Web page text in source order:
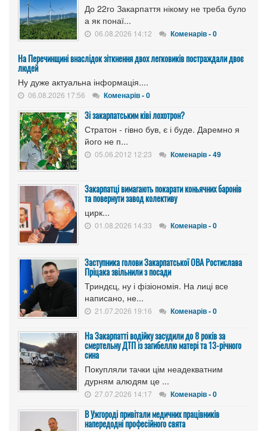
До 22го Закарпаття нікому не треба було
а як понаї...
06.08.2026 14:12 Коменарів - 0
На Перечинщині внаслідок зіткнення двох легковиків постраждали двоє
людей
Ну дуже актуальна інформація....
06.08.2026 17:56 Коменарів - 0
Зі закарпатським ківі лохотрон?
Стратон - гівно був, є і буде. Даремно я
його не п...
05.06.2012 12:23 Коменарів - 49
Закарпатці вимагають покарати коньячних баронів
та повернути завод колективу
цирк...
01.08.2026 14:33 Коменарів - 0
Заступника голови Закарпатської ОВА Ростислава
Пріцака звільнили з посади
Триндєц, ну і фізіономія. На лиці все
написано, не...
21.07.2026 19:16 Коменарів - 0
На Закарпатті водійку засудили до 8 років за
смертельну ДТП із загибеллю матері та 13-річного
сина
Покупляли тачки цім неадекватним
дурням алюдям це ...
27.07.2026 14:17 Коменарів - 0
В Ужгороді привітали медичних працівників
напередодні професійного свята